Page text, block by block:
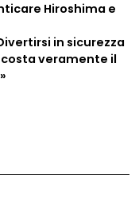
Hiroshima e
in sicurezza
costa veramente il